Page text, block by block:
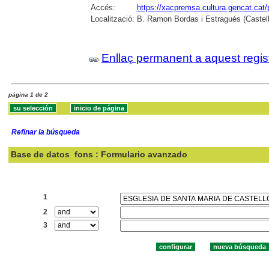
Accés:
https://
Localització: B. Ramon Bordas i Estragués
Enllaç permanent a aquest
página 1 de 2
Refinar la búsqueda
Base de datos fons : Formulario avanzado
1
2
3